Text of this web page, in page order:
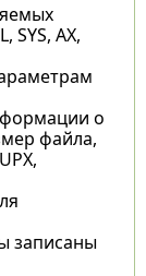
SYS, AX,
о
файла,
записаны